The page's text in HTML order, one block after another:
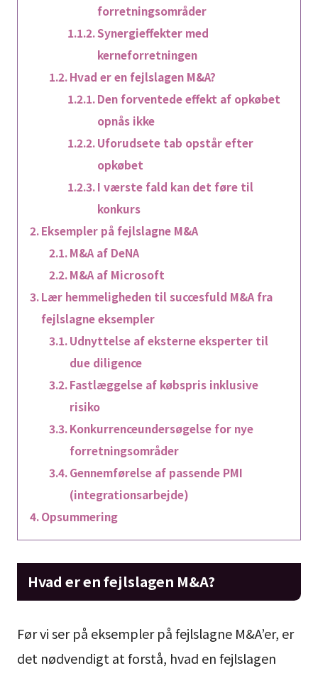
forretningsområder
Synergieffekter med
kerneforretningen
Hvad er en fejlslagen M&A?
Den forventede effekt af opkøbet
opnås ikke
Uforudsete tab opstår efter
opkøbet
I værste fald kan det føre til
konkurs
Eksempler på fejlslagne M&A
M&A af DeNA
M&A af Microsoft
Lær hemmeligheden til succesfuld M&A fra
fejlslagne eksempler
Udnyttelse af eksterne eksperter til
due diligence
Fastlæggelse af købspris inklusive
risiko
Konkurrenceundersøgelse for nye
forretningsområder
Gennemførelse af passende PMI
(integrationsarbejde)
Opsummering
Hvad er en fejlslagen M&A?
Før vi ser på eksempler på fejlslagne M&A’er, er
det nødvendigt at forstå, hvad en fejlslagen